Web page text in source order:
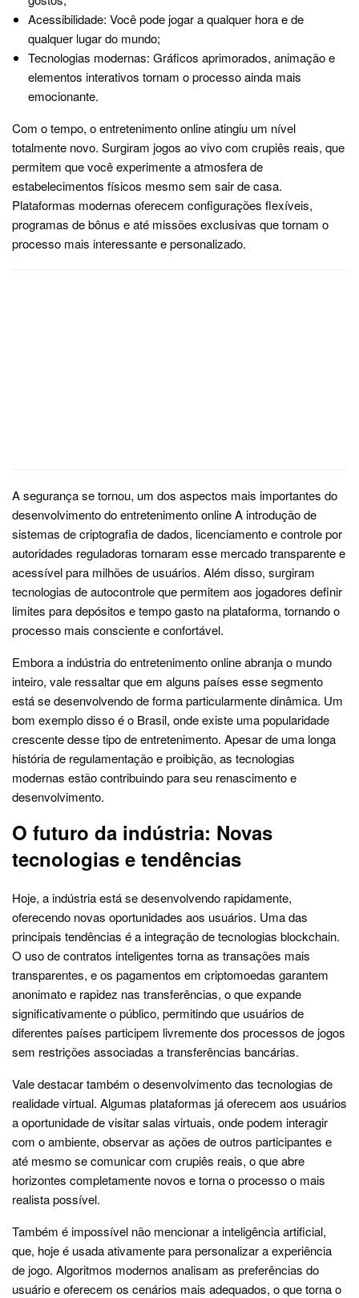
Acessibilidade: Você pode jogar a qualquer hora e de
qualquer lugar do mundo;
Tecnologias modernas: Gráficos aprimorados, animação e
elementos interativos tornam o processo ainda mais
emocionante.
Com o tempo, o entretenimento online atingiu um nível
totalmente novo. Surgiram jogos ao vivo com crupiês reais, que
permitem que você experimente a atmosfera de
estabelecimentos físicos mesmo sem sair de casa.
Plataformas modernas oferecem configurações flexíveis,
programas de bônus e até missões exclusivas que tornam o
processo mais interessante e personalizado.
A segurança se tornou, um dos aspectos mais importantes do
desenvolvimento do entretenimento online A introdução de
sistemas de criptografia de dados, licenciamento e controle por
autoridades reguladoras tornaram esse mercado transparente e
acessível para milhões de usuários. Além disso, surgiram
tecnologias de autocontrole que permitem aos jogadores definir
limites para depósitos e tempo gasto na plataforma, tornando o
processo mais consciente e confortável.
Embora a indústria do entretenimento online abranja o mundo
inteiro, vale ressaltar que em alguns países esse segmento
está se desenvolvendo de forma particularmente dinâmica. Um
bom exemplo disso é o Brasil, onde existe uma popularidade
crescente desse tipo de entretenimento. Apesar de uma longa
história de regulamentação e proibição, as tecnologias
modernas estão contribuindo para seu renascimento e
desenvolvimento.
O futuro da indústria: Novas
tecnologias e tendências
Hoje, a indústria está se desenvolvendo rapidamente,
oferecendo novas oportunidades aos usuários. Uma das
principais tendências é a integração de tecnologias blockchain.
O uso de contratos inteligentes torna as transações mais
transparentes, e os pagamentos em criptomoedas garantem
anonimato e rapidez nas transferências, o que expande
significativamente o público, permitindo que usuários de
diferentes países participem livremente dos processos de jogos
sem restrições associadas a transferências bancárias.
Vale destacar também o desenvolvimento das tecnologias de
realidade virtual. Algumas plataformas já oferecem aos usuários
a oportunidade de visitar salas virtuais, onde podem interagir
com o ambiente, observar as ações de outros participantes e
até mesmo se comunicar com crupiês reais, o que abre
horizontes completamente novos e torna o processo o mais
realista possível.
Também é impossível não mencionar a inteligência artificial,
que, hoje é usada ativamente para personalizar a experiência
de jogo. Algoritmos modernos analisam as preferências do
usuário e oferecem os cenários mais adequados, o que torna o